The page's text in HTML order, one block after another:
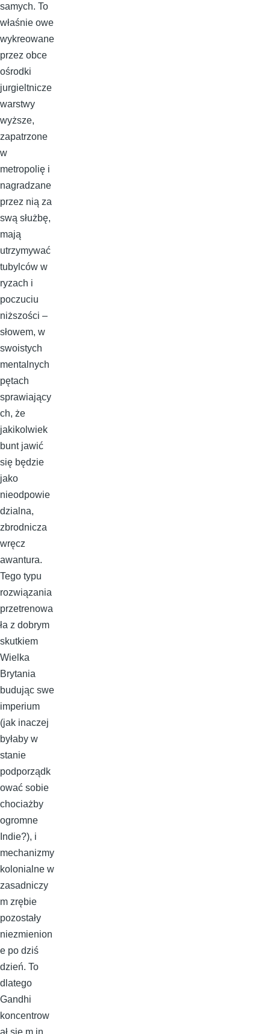
samych. To
właśnie owe
wykreowane
przez obce
ośrodki
jurgieltnicze
warstwy
wyższe,
zapatrzone
w
metropolię i
nagradzane
przez nią za
swą służbę,
mają
utrzymywać
tubylców w
ryzach i
poczuciu
niższości –
słowem, w
swoistych
mentalnych
pętach
sprawiający
ch, że
jakikolwiek
bunt jawić
się będzie
jako
nieodpowie
dzialna,
zbrodnicza
wręcz
awantura.
Tego typu
rozwiązania
przetrenowa
ła z dobrym
skutkiem
Wielka
Brytania
budując swe
imperium
(jak inaczej
byłaby w
stanie
podporządk
ować sobie
chociażby
ogromne
Indie?), i
mechanizmy
kolonialne w
zasadniczy
m zrębie
pozostały
niezmienion
e po dziś
dzień. To
dlatego
Gandhi
koncentrow
ał się m.in.